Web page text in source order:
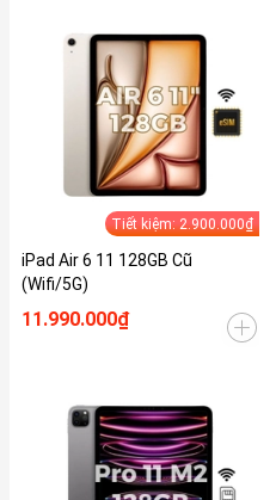
Tiết kiệm: 2.900.000₫
iPad Air 6 11 128GB Cũ
(Wifi/5G)
11.990.000₫